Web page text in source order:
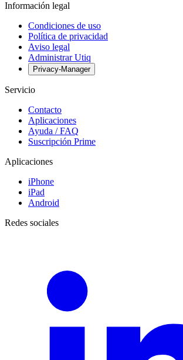
Información legal
Condiciones de uso
Política de privacidad
Aviso legal
Administrar Utiq
Privacy-Manager
Servicio
Contacto
Aplicaciones
Ayuda / FAQ
Suscripción Prime
Aplicaciones
iPhone
iPad
Android
Redes sociales